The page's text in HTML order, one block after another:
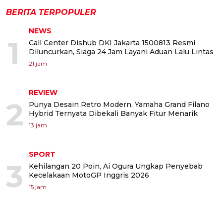
BERITA TERPOPULER
1
NEWS
Call Center Dishub DKI Jakarta 1500813 Resmi
Diluncurkan, Siaga 24 Jam Layani Aduan Lalu Lintas
21 jam
2
REVIEW
Punya Desain Retro Modern, Yamaha Grand Filano
Hybrid Ternyata Dibekali Banyak Fitur Menarik
13 jam
3
SPORT
Kehilangan 20 Poin, Ai Ogura Ungkap Penyebab
Kecelakaan MotoGP Inggris 2026
15 jam